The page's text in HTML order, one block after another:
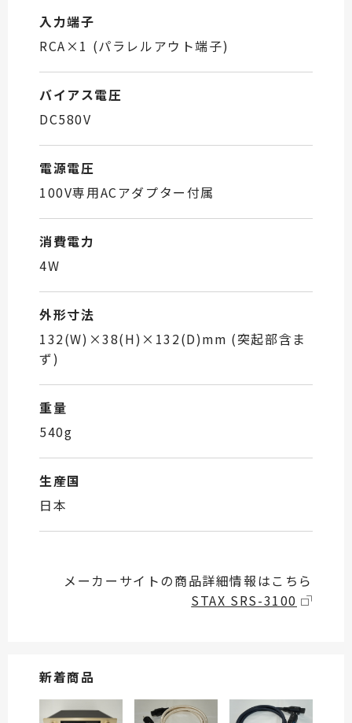
入力端子
RCA×1 (パラレルアウト端子)
バイアス電圧
DC580V
電源電圧
100V専用ACアダプター付属
消費電力
4W
外形寸法
132(W)×38(H)×132(D)mm (突起部含ま
ず)
重量
540g
生産国
日本
メーカーサイトの商品詳細情報はこちら
STAX SRS-3100
新着商品